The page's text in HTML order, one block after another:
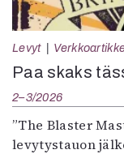
Levyt
Paa skaks
2–3/2026
”The Blaster
levytystauon